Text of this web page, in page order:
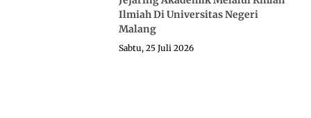
Ilmiah Di Universitas Negeri
Malang
Sabtu, 25 Juli 2026